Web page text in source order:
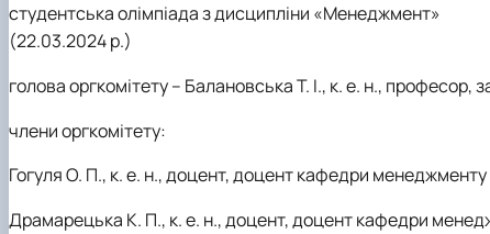
студентська олімпіада з дисципліни «Менеджмент»
(22.03.2024 р.)
голова оргкомітету – Балановська Т. І., к. е. н.,
члени оргкомітету:
Гогуля О. П., к. е. н., доцент, доцент кафедри
Драмарецька К. П., к. е. н., доцент, доцент кафедри